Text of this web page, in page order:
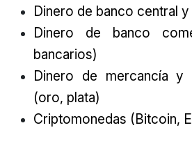
Dinero de banco central
Dinero de banco
bancarios)
Dinero de mercancía y
(oro, plata)
Criptomonedas (Bitcoin,